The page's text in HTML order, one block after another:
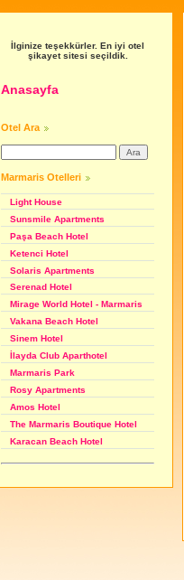
İlginize teşekkürler. En iyi otel
şikayet sitesi seçildik.
Anasayfa
Otel Ara
Marmaris Otelleri
Light House
Sunsmile Apartments
Paşa Beach Hotel
Ketenci Hotel
Solaris Apartments
Serenad Hotel
Mirage World Hotel‎ - Marmaris
Vakana Beach Hotel
Sinem Hotel
İlayda Club Aparthotel
Marmaris Park
Rosy Apartments
Amos Hotel
The Marmaris Boutique Hotel
Karacan Beach Hotel